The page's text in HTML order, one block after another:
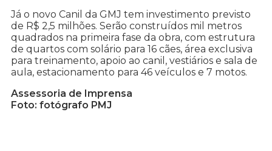
Já o novo Canil da GMJ tem investimento previsto
de R$ 2,5 milhões. Serão construídos mil metros
quadrados na primeira fase da obra, com estrutura
de quartos com solário para 16 cães, área exclusiva
para treinamento, apoio ao canil, vestiários e sala de
aula, estacionamento para 46 veículos e 7 motos.
Assessoria de Imprensa
Foto: fotógrafo PMJ